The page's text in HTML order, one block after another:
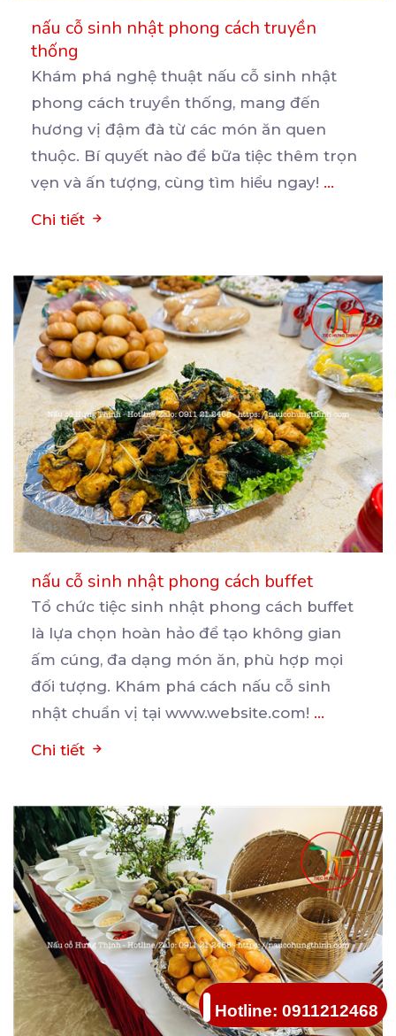
nấu cỗ sinh nhật phong cách truyền
thống
Khám phá nghệ thuật nấu cỗ sinh nhật
phong cách truyền thống, mang đến
hương vị đậm đà từ các món ăn quen
thuộc. Bí quyết nào để bữa tiệc thêm trọn
vẹn và ấn tượng, cùng tìm hiểu ngay! ...
Chi tiết
nấu cỗ sinh nhật phong cách buffet
Tổ chức tiệc sinh nhật phong cách buffet
là lựa chọn hoàn hảo để tạo không gian
ấm cúng, đa dạng món ăn, phù hợp mọi
đối tượng. Khám phá cách nấu cỗ sinh
nhật chuẩn vị tại www.website.com! ...
Chi tiết
Hotline: 0911212468